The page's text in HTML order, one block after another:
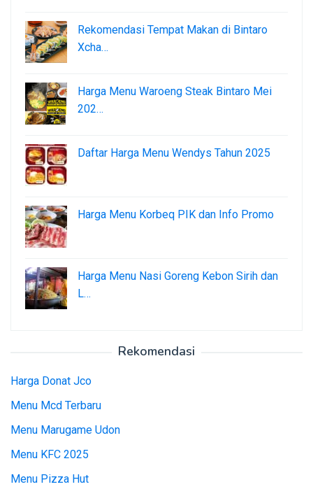
Rekomendasi Tempat Makan di Bintaro
Xcha…
Harga Menu Waroeng Steak Bintaro Mei
202…
Daftar Harga Menu Wendys Tahun 2025
Harga Menu Korbeq PIK dan Info Promo
Harga Menu Nasi Goreng Kebon Sirih dan
L…
Rekomendasi
Harga Donat Jco
Menu Mcd Terbaru
Menu Marugame Udon
Menu KFC 2025
Menu Pizza Hut